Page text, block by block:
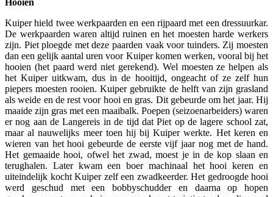
Kuiper hield twee werkpaarden en een rijpaard met een dressuurkar.
De werkpaarden waren altijd ruinen en het moesten harde werkers
zijn. Piet ploegde met deze paarden vaak voor tuinders. Zij moesten
dan een gelijk aantal uren voor Kuiper komen werken, vooral bij het
hooien (het paard werd niet gerekend). Wel moesten ze helpen als
het Kuiper uitkwam, dus in de hooitijd, ongeacht of ze zelf hun
piepers moesten rooien. Kuiper gebruikte de helft van zijn grasland
als weide en de rest voor hooi en gras. Dit gebeurde om het jaar. Hij
maaide zijn gras met een maaibalk. Poepen (seizoenarbeiders) waren
er nog aan de Langereis in de tijd dat Piet op de lagere school zat,
maar al nauwelijks meer toen hij bij Kuiper werkte. Het keren en
wieren van het hooi gebeurde de eerste vijf jaar nog met de hand.
Het gemaaide hooi, ofwel het zwad, moest je in de kop slaan en
terughalen. Later kwam een boer machinaal het hooi keren en
uiteindelijk kocht Kuiper zelf een zwadkeerder. Het gedroogde hooi
werd geschud met een bobbyschudder en daarna op hopen